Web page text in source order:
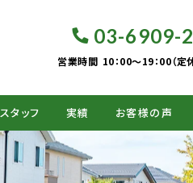
03-6909-
営業時間 10：00～19：00（定
スタッフ 実績 お客様の声